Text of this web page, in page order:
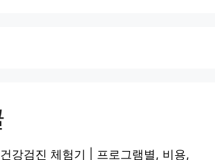
강검진 체험기 | 프로그램별, 비용,